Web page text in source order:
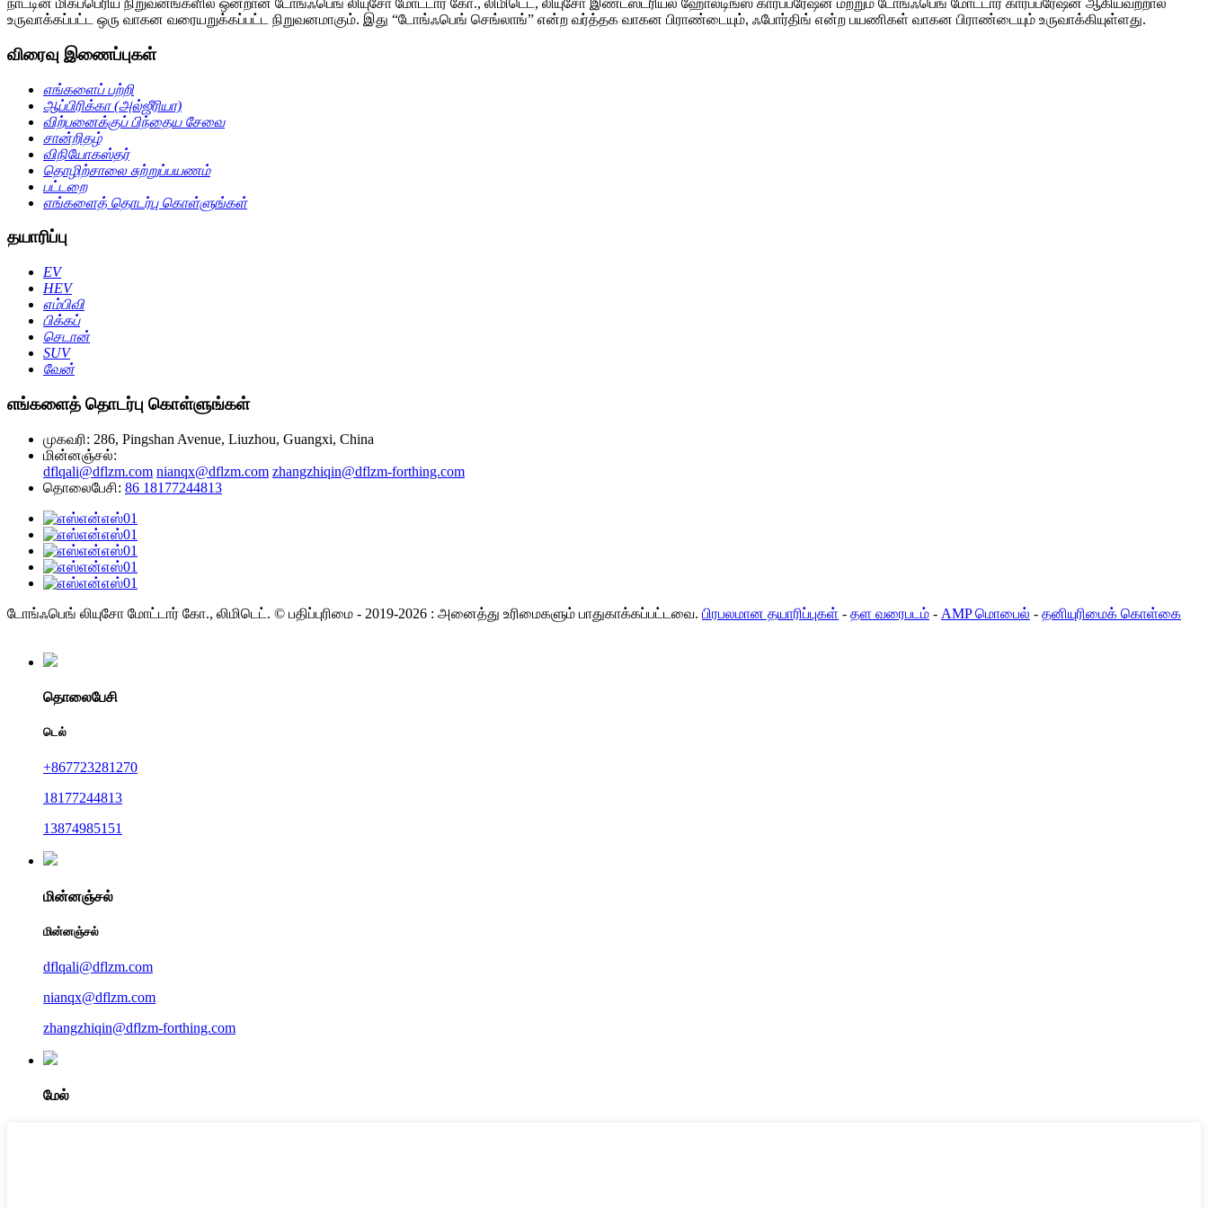
நாட்டின் மிகப்பெரிய நிறுவனங்களில் ஒன்றான டோங்ஃபெங் லியுசோ மோட்டார் கோ., லிமிடெட், லியுசோ இண்டஸ்ட்ரியல் ஹோல்டிங்ஸ் கார்ப்பரேஷன் மற்றும் டோங்ஃபெங் மோட்டார் கார்ப்பரேஷன் ஆகியவற்றால்
உருவாக்கப்பட்ட ஒரு வாகன வரையறுக்கப்பட்ட நிறுவனமாகும். இது “டோங்ஃபெங் செங்லாங்” என்ற வர்த்தக வாகன பிராண்டையும், ஃபோர்திங் என்ற பயணிகள் வாகன பிராண்டையும் உருவாக்கியுள்ளது.
விரைவு இணைப்புகள்
எங்களைப் பற்றி
ஆப்பிரிக்கா (அல்ஜீரியா)
விற்பனைக்குப் பிந்தைய சேவை
சான்றிதழ்
விநியோகஸ்தர்
தொழிற்சாலை சுற்றுப்பயணம்
பட்டறை
எங்களைத் தொடர்பு கொள்ளுங்கள்
தயாரிப்பு
EV
HEV
எம்பிவி
பிக்கப்
செடான்
SUV
வேன்
எங்களைத் தொடர்பு கொள்ளுங்கள்
முகவரி: 286, Pingshan Avenue, Liuzhou, Guangxi, China
மின்னஞ்சல்:
dflqali@dflzm.com nianqx@dflzm.com zhangzhiqin@dflzm-forthing.com
தொலைபேசி: 86 18177244813
டோங்ஃபெங் லியுசோ மோட்டார் கோ., லிமிடெட். © பதிப்புரிமை - 2019-2026 : அனைத்து உரிமைகளும் பாதுகாக்கப்பட்டவை. பிரபலமான தயாரிப்புகள் - தள வரைபடம் - AMP மொபைல் - தனியுரிமைக் கொள்கை
தொலைபேசி
டெல்
+867723281270
18177244813
13874985151
மின்னஞ்சல்
மின்னஞ்சல்
dflqali@dflzm.com
nianqx@dflzm.com
zhangzhiqin@dflzm-forthing.com
மேல்